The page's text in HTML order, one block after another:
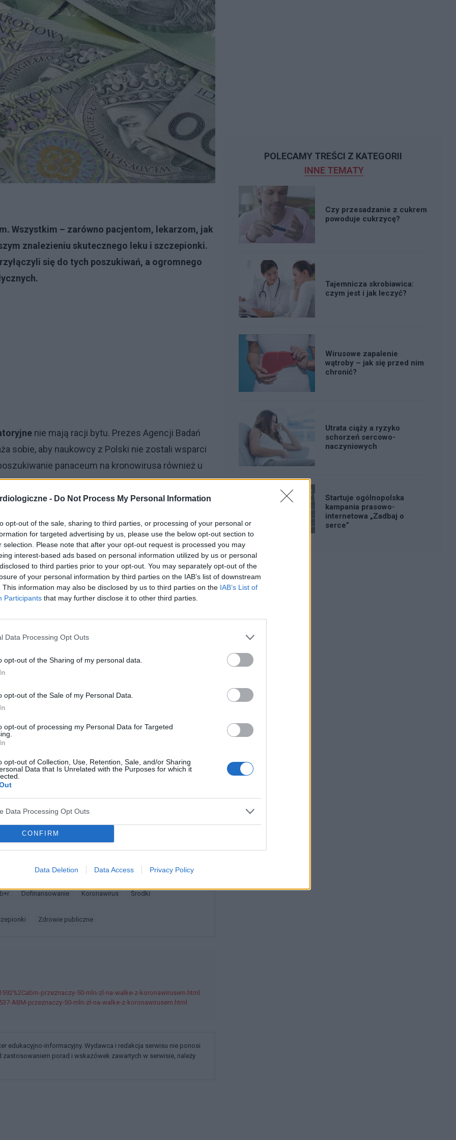
- Do Not Process My Personal Information
opt-out of the sale, sharing to third parties, or processing of your personal or
for targeted advertising by us, please use the below opt-out section to
selection. Please note that after your opt-out request is processed you may
interest-based ads based on personal information utilized by us or personal
to third parties prior to your opt-out. You may separately opt-out of the
of your personal information by third parties on the IAB’s list of downstream
This information may also be disclosed by us to third parties on the IAB’s List of
Participants that may further disclose it to other third parties.
Data Processing Opt Outs
opt-out of the Sharing of my personal data.
opt-out of the Sale of my Personal Data.
opt-out of processing my Personal Data for Targeted
opt-out of Collection, Use, Retention, Sale, and/or Sharing
Data that Is Unrelated with the Purposes for which it
Data Processing Opt Outs
CONFIRM
Data Deletion Data Access Privacy Policy
Shutterstock
Wszystkim – zarówno pacjentom, lekarzom, jak
znalezieniu skutecznego leku i szczepionki.
się do tych poszukiwań, a ogromnego
nie mają racji bytu. Prezes Agencji Badań
sobie, aby naukowcy z Polski nie zostali wsparci
panaceum na kronowirusa również u
, podjęła decyzję o przeznaczeniu nawet do ok.
kliniczne , które mają pomóc w znalezieniu
Sierpiński, prezes Agencji Badań
trafi do naukowców, to większe szanse naszybkie
. Dofinansowanie w wysokości do 5 mln
naukowym, który może przyczynić się do
szczepionki czy skutecznej terapii.
maksymalnie w ciągu 72 godzin, a projekty będą
przeznaczonych na badania może zostać
się uczelnie medyczne, Polska Akademia Nauk,
centrum badawczo-rozwojowego.
, dotyczące badań nad szczepionką przeciwko
przy współpracy Sieci Badawczej Łukasiewicza,
Wrocławskiej, Narodowego Instytutu
Biochemii i Biofizyki PAN, Uniwersytetem
Medycznym we Wrocławiu. Trzymajmy kciuki
Udostępnij go na Facebooku?
Obserwuj nas na GoogleNews
Dofinansowanie Koronawirus środki
Zdrowie publiczne
przeznaczy-50-mln-zl-na-walke-z-koronawirusem.html
ABM-przeznaczy-50-mln-zl-na-walke-z-koronawirusem.html
edukacyjno-informacyjny. Wydawca i redakcja serwisu nie ponosi
porad i wskazówek zawartych w serwisie, należy
POLECAMY TREŚCI Z KATEGORII
INNE TEMATY
Czy przesadzanie z cukrem
powoduje cukrzycę?
Tajemnicza skrobiawica:
czym jest i jak leczyć?
Wirusowe zapalenie
wątroby – jak się przed nim
chronić?
Utrata ciąży a ryzyko
schorzeń sercowo-
naczyniowych
Startuje ogólnopolska
kampania prasowo-
internetowa „Zadbaj o
serce”
Reklama: